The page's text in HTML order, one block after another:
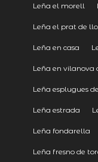
Leña el morell
Leña el prat de
Leña en casa
Leña en vilanova
Leña esplugues
Leña estrada
Leña fondarella
Leña fresno de